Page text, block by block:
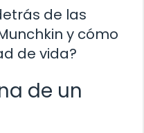
de las
y cómo
de vida?
de un